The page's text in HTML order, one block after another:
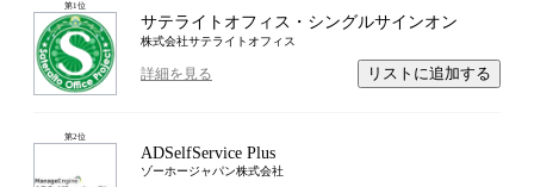
第1位
サテライトオフィス・シングルサインオン
株式会社サテライトオフィス
詳細を見る リストに追加する
第2位
ADSelfService Plus
ゾーホージャパン株式会社